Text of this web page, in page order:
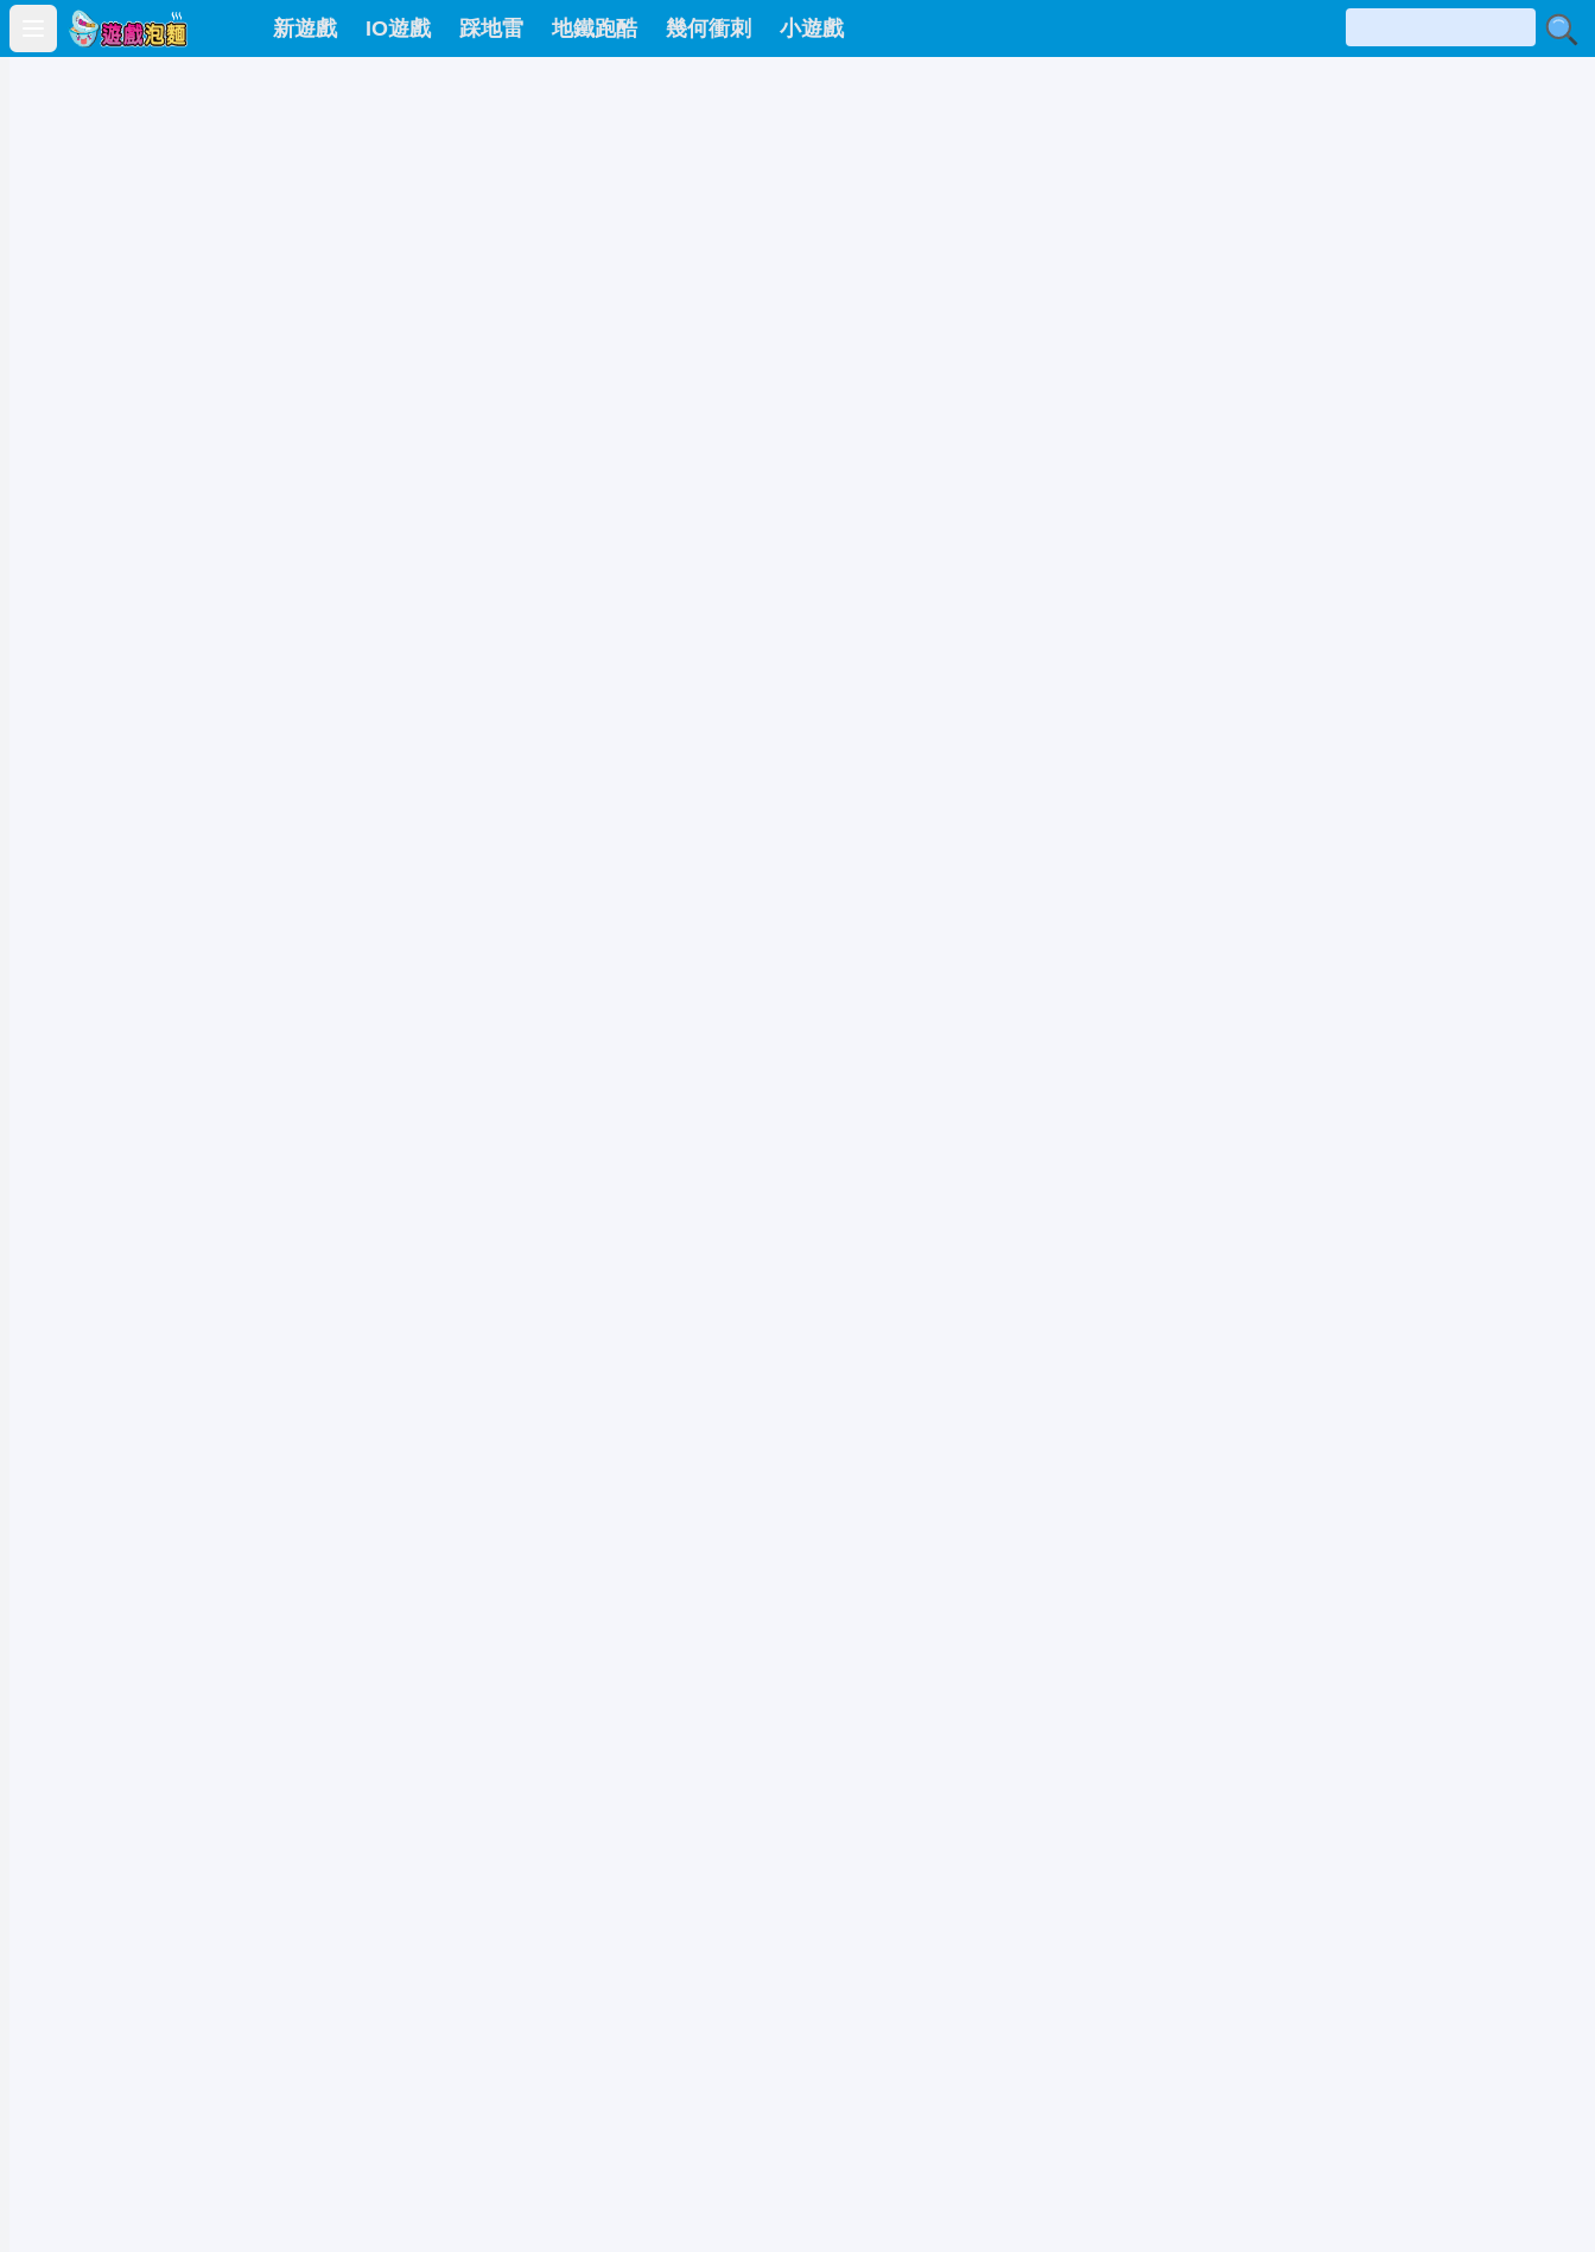
Open main menu
新遊戲 IO遊戲 踩地雷 地鐵跑酷 幾何衝刺 小遊戲